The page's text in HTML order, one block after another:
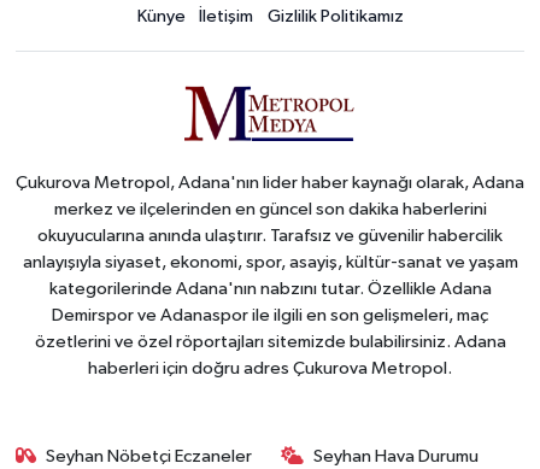
Künye İletişim Gizlilik Politikamız
Çukurova Metropol, Adana'nın lider haber kaynağı olarak, Adana
merkez ve ilçelerinden en güncel son dakika haberlerini
okuyucularına anında ulaştırır. Tarafsız ve güvenilir habercilik
anlayışıyla siyaset, ekonomi, spor, asayiş, kültür-sanat ve yaşam
kategorilerinde Adana'nın nabzını tutar. Özellikle Adana
Demirspor ve Adanaspor ile ilgili en son gelişmeleri, maç
özetlerini ve özel röportajları sitemizde bulabilirsiniz. Adana
haberleri için doğru adres Çukurova Metropol.
Seyhan Nöbetçi Eczaneler Seyhan Hava Durumu